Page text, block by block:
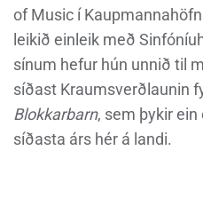
of Music í
leikið einleik með
sínum hefur hún unnið til
síðast Kraumsverðlaunin
Blokkarbarn, sem þykir
síðasta árs hér á landi.